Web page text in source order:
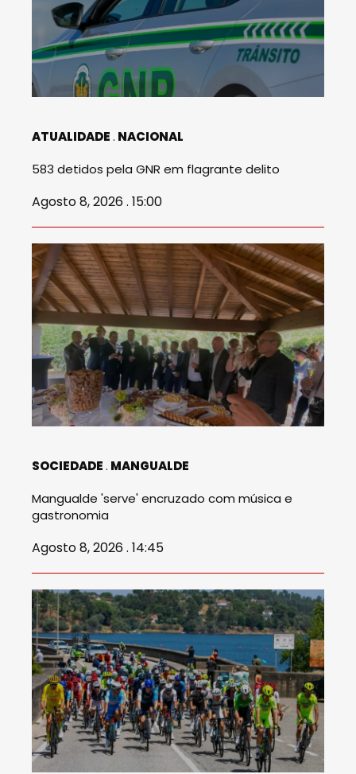
ATUALIDADE NACIONAL
583 detidos pela GNR em flagrante delito
Agosto 8, 2026 . 15:00
SOCIEDADE MANGUALDE
Mangualde 'serve' encruzado com música e
gastronomia
Agosto 8, 2026 . 14:45